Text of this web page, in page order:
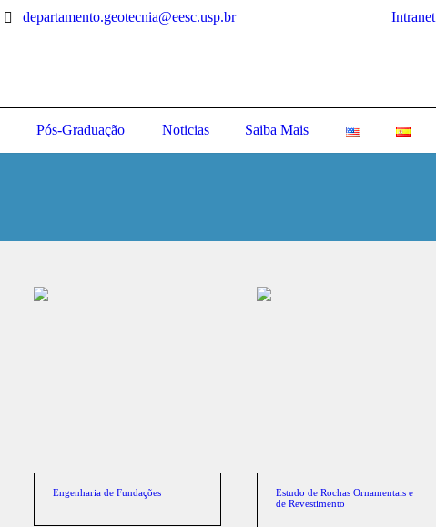
Intranet
departamento.geotecnia@eesc.usp.br
Pós-Graduação Noticias Saiba Mais
Engenharia de Fundações
Estudo de Rochas Ornamentais e
de Revestimento